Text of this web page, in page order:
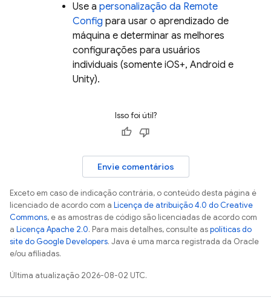
Use a personalização da Remote
Config para usar o aprendizado de
máquina e determinar as melhores
configurações para usuários
individuais (somente iOS+, Android e
Unity).
Isso foi útil?
Envie comentários
Exceto em caso de indicação contrária, o conteúdo desta página é
licenciado de acordo com a Licença de atribuição 4.0 do Creative
Commons, e as amostras de código são licenciadas de acordo com
a Licença Apache 2.0. Para mais detalhes, consulte aspolíticas do
site do Google Developers. Java é uma marca registrada da Oracle
e/ou afiliadas.
Última atualização 2026-08-02 UTC.